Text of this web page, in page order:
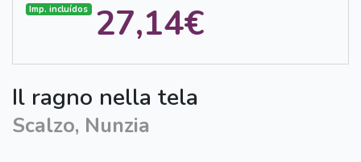
Il ragno nella tela
Scalzo, Nunzia
Imp. incluídos 27,14€